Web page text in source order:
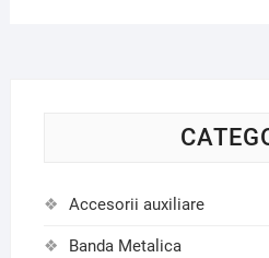
Accesorii auxiliare
Banda Metalica